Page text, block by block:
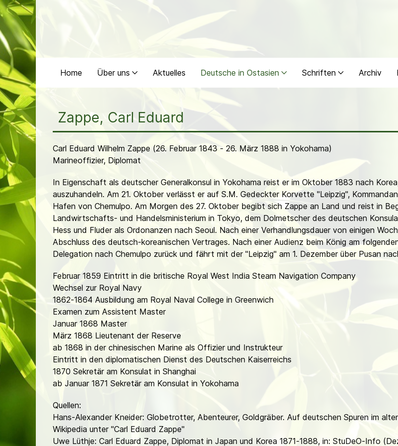
Home Über uns Aktuelles Deutsche in Ostasien Schriften Archiv
Zappe, Carl Eduard
Carl Eduard Wilhelm Zappe (26. Februar 1843 - 26. März 1888 in Yokohama)
Marineoffizier, Diplomat
In Eigenschaft als deutscher Generalkonsul in Yokohama reist er im Oktober 1883 nach
auszuhandeln. Am 21. Oktober verlässt er auf S.M. Gedeckter Korvette "Leipzig",
Hafen von Chemulpo. Am Morgen des 27. Oktober begibt sich Zappe an Land und reist in
Landwirtschafts- und Handelsministerium in Tokyo, dem Dolmetscher des deutschen
Hess und Fluder als Ordonanzen nach Seoul. Nach einer Verhandlungsdauer von einigen
Abschluss des deutsch-koreanischen Vertrages. Nach einer Audienz beim König am
Delegation nach Chemulpo zurück und fährt mit der "Leipzig" am 1. Dezember über Pusan
Februar 1859 Eintritt in die britische Royal West India Steam Navigation Company
Wechsel zur Royal Navy
1862-1864 Ausbildung am Royal Naval College in Greenwich
Examen zum Assistent Master
Januar 1868 Master
März 1868 Lieutenant der Reserve
ab 1868 in der chinesischen Marine als Offizier und Instrukteur
Eintritt in den diplomatischen Dienst des Deutschen Kaiserreichs
1870 Sekretär am Konsulat in Shanghai
ab Januar 1871 Sekretär am Konsulat in Yokohama
Quellen:
Hans-Alexander Kneider: Globetrotter, Abenteurer, Goldgräber. Auf deutschen Spuren im
Wikipedia unter "Carl Eduard Zappe"
Uwe Lüthje: Carl Eduard Zappe, Diplomat in Japan und Korea 1871-1888, in: StuDeO-Info